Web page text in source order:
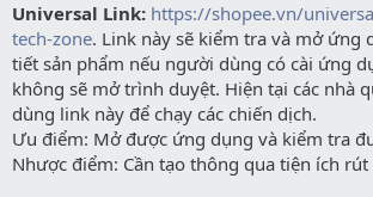
Universal Link: https://shopee.vn/
tech-zone. Link này sẽ kiểm tra và mở ứng
tiết sản phẩm nếu người dùng có cài ứng
không sẽ mở trình duyệt. Hiện tại các nhà
dùng link này để chạy các chiến dịch.
Ưu điểm: Mở được ứng dụng và kiểm tra
Nhược điểm: Cần tạo thông qua tiện ích